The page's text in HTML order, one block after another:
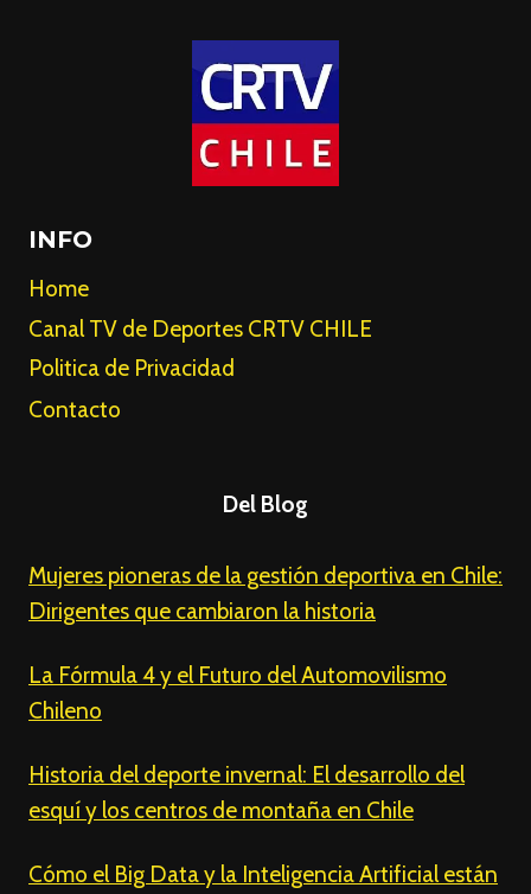
INFO
Home
Canal TV de Deportes CRTV CHILE
Politica de Privacidad
Contacto
Del Blog
Mujeres pioneras de la gestión deportiva en Chile:
Dirigentes que cambiaron la historia
La Fórmula 4 y el Futuro del Automovilismo
Chileno
Historia del deporte invernal: El desarrollo del
esquí y los centros de montaña en Chile
Cómo el Big Data y la Inteligencia Artificial están